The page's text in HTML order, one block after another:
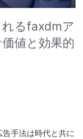
るfaxdmア
値と効果的
手法は時代と共に